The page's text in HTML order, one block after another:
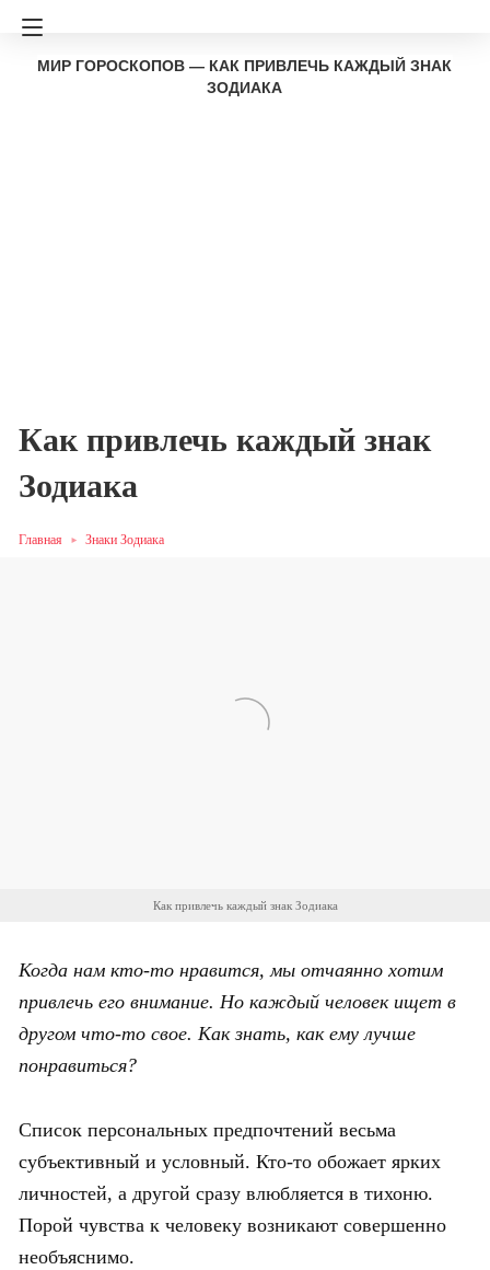
МИР ГОРОСКОПОВ — КАК ПРИВЛЕЧЬ КАЖДЫЙ ЗНАК
ЗОДИАКА
Как привлечь каждый знак
Зодиака
Главная Знаки Зодиака
Как привлечь каждый знак Зодиака
Когда нам кто-то нравится, мы отчаянно хотим
привлечь его внимание. Но каждый человек ищет в
другом что-то свое. Как знать, как ему лучше
понравиться?
Список персональных предпочтений весьма
субъективный и условный. Кто-то обожает ярких
личностей, а другой сразу влюбляется в тихоню.
Порой чувства к человеку возникают совершенно
необъяснимо.